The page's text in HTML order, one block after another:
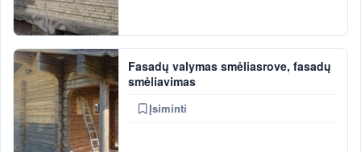
Fasadų valymas smėliasrove, fasadų
smėliavimas
Įsiminti